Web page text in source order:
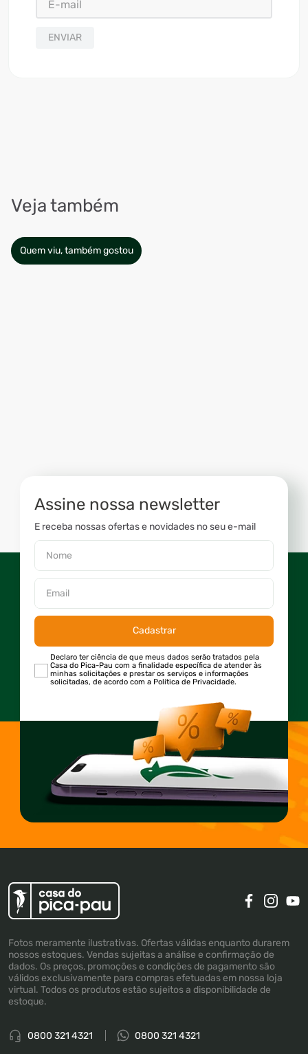
ENVIAR
Veja também
Quem viu, também gostou
Assine nossa newsletter
E receba nossas ofertas e novidades no seu e-mail
Cadastrar
Declaro ter ciência de que meus dados serão tratados pela
Casa do Pica-Pau com a finalidade específica de atender às
minhas solicitações e prestar os serviços e informações
solicitadas, de acordo com a Política de Privacidade.
Fotos meramente ilustrativas. Ofertas válidas enquanto durarem
nossos estoques. Vendas sujeitas a análise e confirmação de
dados. Os preços, promoções e condições de pagamento são
válidos exclusivamente para compras efetuadas em nossa loja
virtual. Todos os produtos estão sujeitos a disponibilidade de
estoque.
0800 321 4321 0800 321 4321